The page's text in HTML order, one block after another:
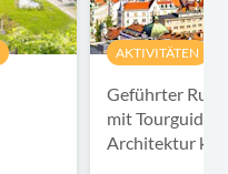
AKTIVITÄTEN
Geführter
mit Tourguide,
Architektur